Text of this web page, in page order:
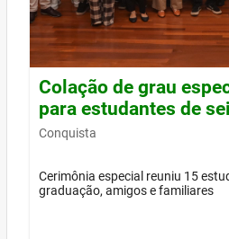
Colação de grau
para estudantes de
Conquista
Cerimônia especial reuniu 15
graduação, amigos e familiares